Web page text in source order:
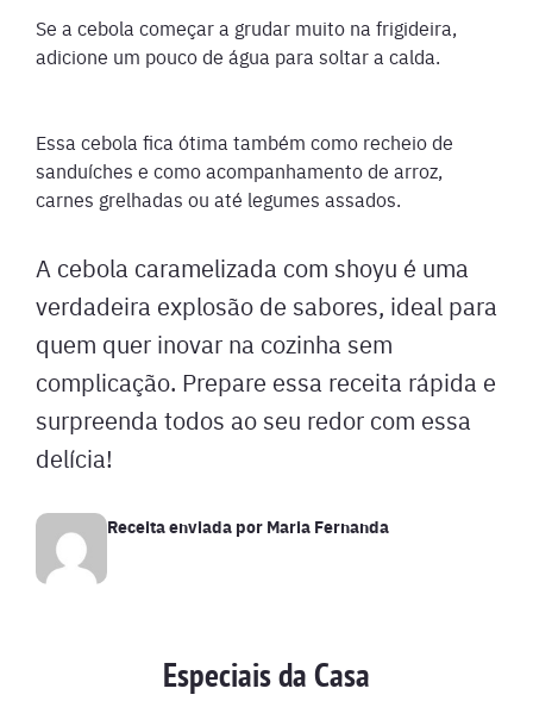
Se a cebola começar a grudar muito na frigideira,
adicione um pouco de água para soltar a calda.
Essa cebola fica ótima também como recheio de
sanduíches e como acompanhamento de arroz,
carnes grelhadas ou até legumes assados.
A cebola caramelizada com shoyu é uma
verdadeira explosão de sabores, ideal para
quem quer inovar na cozinha sem
complicação. Prepare essa receita rápida e
surpreenda todos ao seu redor com essa
delícia!
Receita enviada por Maria Fernanda
Especiais da Casa